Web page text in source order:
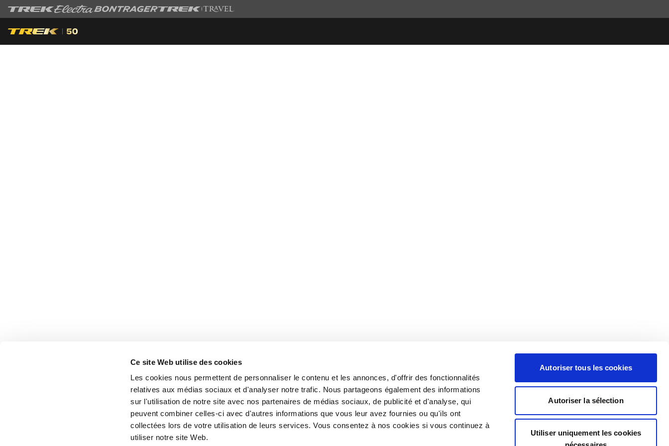
Ce site Web utilise des cookies
Les cookies nous permettent de personnaliser le contenu et les annonces, d'offrir des fonctionnalités
relatives aux médias sociaux et d'analyser notre trafic. Nous partageons également des informations
sur l'utilisation de notre site avec nos partenaires de médias sociaux, de publicité et d'analyse, qui
peuvent combiner celles-ci avec d'autres informations que vous leur avez fournies ou qu'ils ont
collectées lors de votre utilisation de leurs services. Vous consentez à nos cookies si vous continuez à
utiliser notre site Web.
Autoriser tous les cookies
Autoriser la sélection
Utiliser uniquement les cookies